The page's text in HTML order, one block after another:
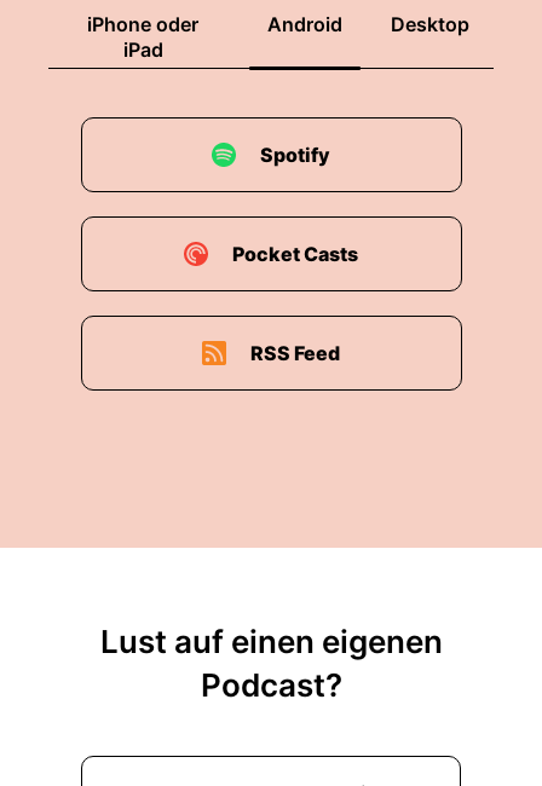
iPhone oder
iPad
Android Desktop
Spotify
Pocket Casts
RSS Feed
Lust auf einen eigenen
Podcast?